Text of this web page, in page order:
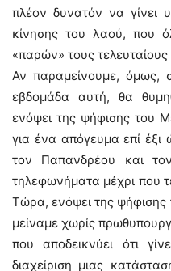
πλέον δυνατόν να γίνει
κίνησης του λαού, που
«παρών» τους τελευταίους
Αν παραμείνουμε, όμως,
εβδομάδα αυτή, θα
ενόψει της ψήφισης του
για ένα απόγευμα επί
τον Παπανδρέου και
τηλεφωνήματα μέχρι που
Τώρα, ενόψει της ψήφισης
μείναμε χωρίς
που αποδεικνύει ότι
διαχείριση μιας